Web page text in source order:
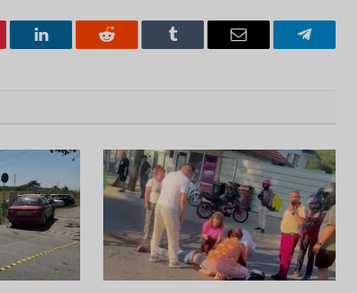
LinkedIn Reddit Tumblr Email